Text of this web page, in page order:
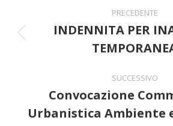
tra
post
PRECEDENTE
Post
INDENNITA PER
SUCCESSIVO
post:
Convocazione
Urbanistica Ambiente